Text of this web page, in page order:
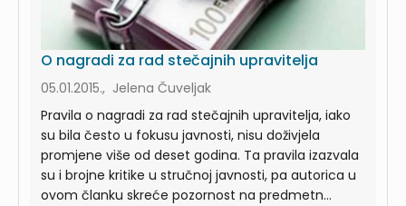
O nagradi za rad stečajnih upravitelja
05.01.2015., Jelena Čuveljak
Pravila o nagradi za rad stečajnih upravitelja, iako
su bila često u fokusu javnosti, nisu doživjela
promjene više od deset godina. Ta pravila izazvala
su i brojne kritike u stručnoj javnosti, pa autorica u
ovom članku skreće pozornost na predmetn...